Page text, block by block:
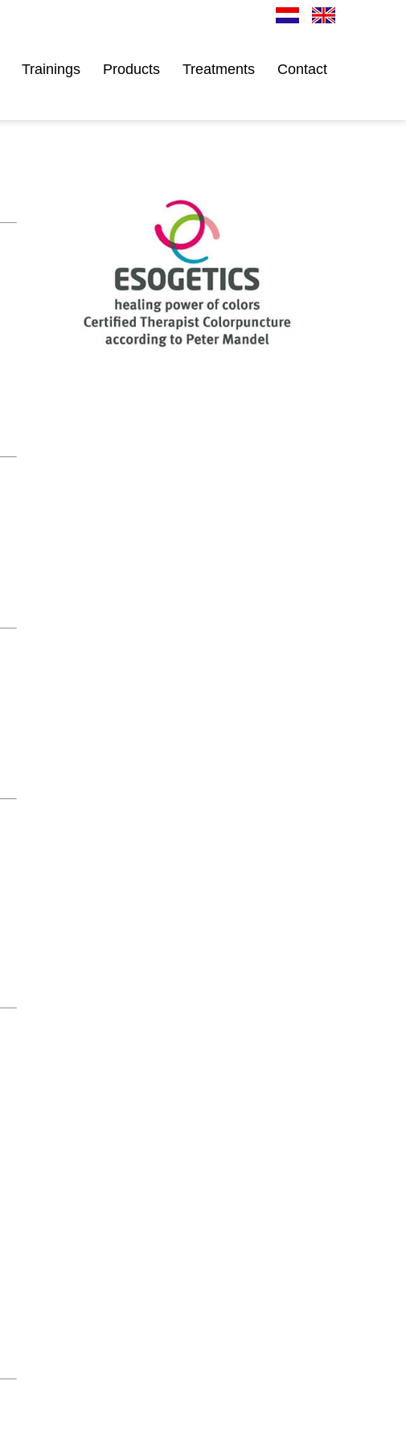
Trainings Products Treatments Contact